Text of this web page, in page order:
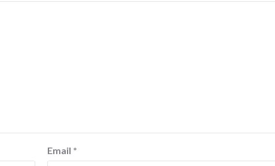
Email *